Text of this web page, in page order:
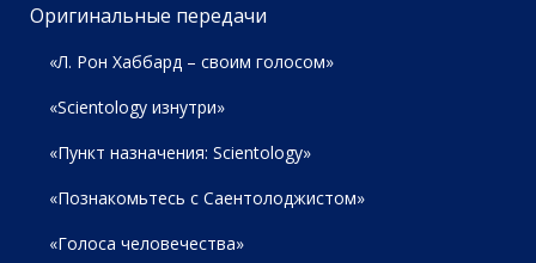
Оригинальные передачи
«Л. Рон Хаббард – своим голосом»
«Scientology изнутри»
«Пункт назначения: Scientology»
«Познакомьтесь с Саентолоджистом»
«Голоса человечества»